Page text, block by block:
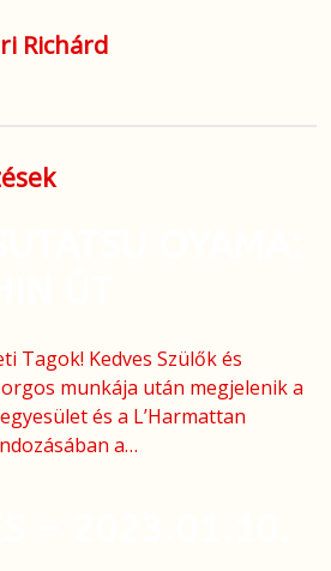
Richárd
Tagok! Kedves Szülők és
munkája után megjelenik a
és a L’Harmattan
a…